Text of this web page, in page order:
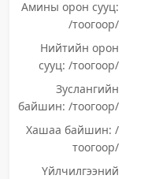
Амины орон сууц:
/тоогоор/
Нийтийн орон
сууц: /тоогоор/
Зуслангийн
байшин: /тоогоор/
Хашаа байшин: /
тоогоор/
Үйлчилгээний